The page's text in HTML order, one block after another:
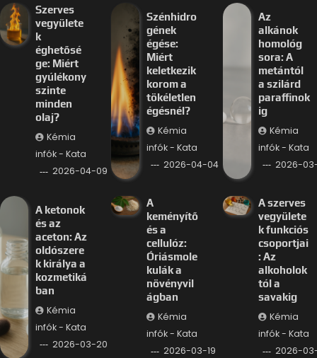
Szerves
vegyülete
k
éghetősé
ge: Miért
gyúlékony
szinte
minden
olaj?
Kémia
infók - Kata
2026-04-09
Szénhidro
gének
égése:
Miért
keletkezik
korom a
tökéletlen
égésnél?
Kémia
infók - Kata
2026-04-04
Az
alkánok
homológ
sora: A
metántól
a szilárd
paraffinok
ig
Kémia
infók - Kata
2026-
A ketonok
és az
aceton: Az
oldószere
k királya a
kozmetiká
ban
Kémia
infók - Kata
2026-03-20
A
keményítő
és a
cellulóz:
Óriásmole
kulák a
növényvil
ágban
Kémia
infók - Kata
2026-03-19
A szerves
vegyülete
k funkciós
csoportjai
: Az
alkoholok
tól a
savakig
Kémia
infók - Kata
2026-